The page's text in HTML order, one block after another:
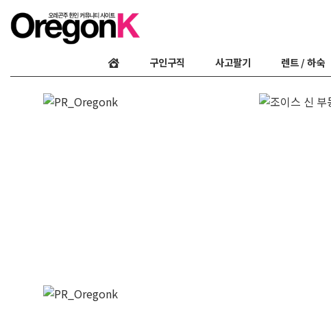
구인구직 사고팔기 렌트 / 하숙